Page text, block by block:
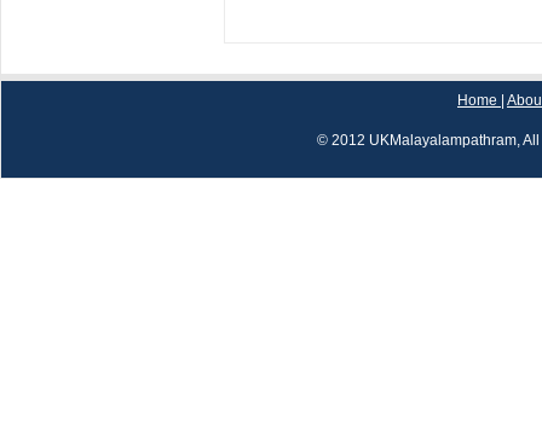
Home
© 2012 UKMalayalampathram,